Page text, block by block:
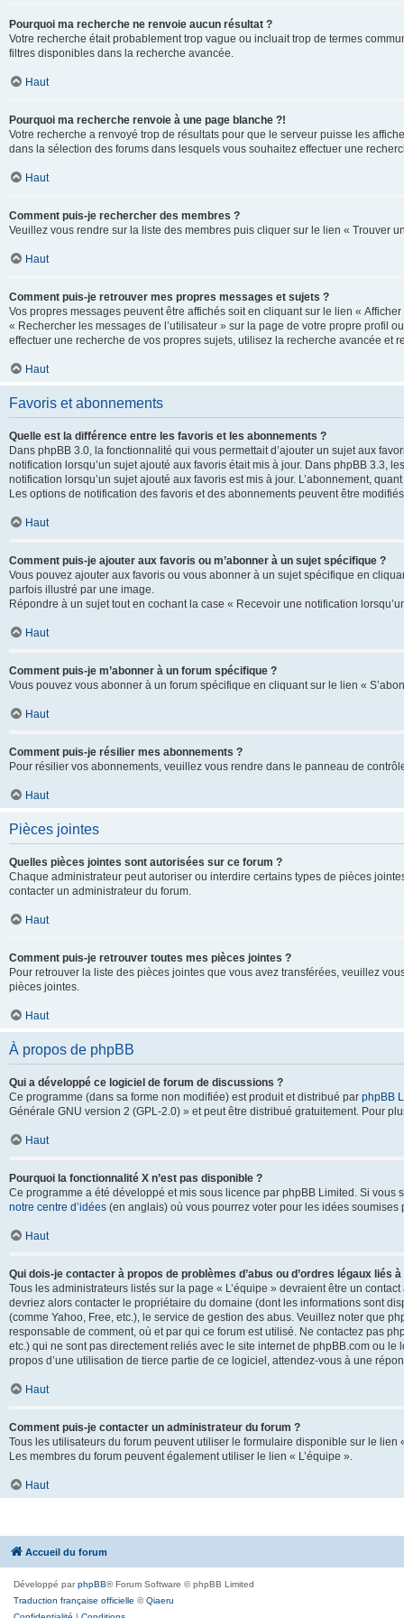
Pourquoi ma recherche ne renvoie aucun résultat ?
Votre recherche était probablement trop vague ou incluait trop de termes
filtres disponibles dans la recherche avancée.
Haut
Pourquoi ma recherche renvoie à une page blanche ?!
Votre recherche a renvoyé trop de résultats pour que le serveur puisse les
dans la sélection des forums dans lesquels vous souhaitez effectuer une
Haut
Comment puis-je rechercher des membres ?
Veuillez vous rendre sur la liste des membres puis cliquer sur le lien « Trouver
Haut
Comment puis-je retrouver mes propres messages et sujets ?
Vos propres messages peuvent être affichés soit en cliquant sur le lien «
« Rechercher les messages de l’utilisateur » sur la page de votre propre profil
effectuer une recherche de vos propres sujets, utilisez la recherche avancée
Haut
Favoris et abonnements
Quelle est la différence entre les favoris et les abonnements ?
Dans phpBB 3.0, la fonctionnalité qui vous permettait d’ajouter un sujet aux
notification lorsqu’un sujet ajouté aux favoris était mis à jour. Dans phpBB 3.3,
notification lorsqu’un sujet ajouté aux favoris est mis à jour. L’abonnement,
Les options de notification des favoris et des abonnements peuvent être
Haut
Comment puis-je ajouter aux favoris ou m’abonner à un sujet spécifique ?
Vous pouvez ajouter aux favoris ou vous abonner à un sujet spécifique en
parfois illustré par une image.
Répondre à un sujet tout en cochant la case « Recevoir une notification
Haut
Comment puis-je m’abonner à un forum spécifique ?
Vous pouvez vous abonner à un forum spécifique en cliquant sur le lien «
Haut
Comment puis-je résilier mes abonnements ?
Pour résilier vos abonnements, veuillez vous rendre dans le panneau de
Haut
Pièces jointes
Quelles pièces jointes sont autorisées sur ce forum ?
Chaque administrateur peut autoriser ou interdire certains types de pièces
contacter un administrateur du forum.
Haut
Comment puis-je retrouver toutes mes pièces jointes ?
Pour retrouver la liste des pièces jointes que vous avez transférées, veuillez
pièces jointes.
Haut
À propos de phpBB
Qui a développé ce logiciel de forum de discussions ?
Ce programme (dans sa forme non modifiée) est produit et distribué par phpBB
Générale GNU version 2 (GPL-2.0) » et peut être distribué gratuitement. Pour
Haut
Pourquoi la fonctionnalité X n’est pas disponible ?
Ce programme a été développé et mis sous licence par phpBB Limited. Si
notre centre d’idées (en anglais) où vous pourrez voter pour les idées soumises
Haut
Qui dois-je contacter à propos de problèmes d’abus ou d’ordres légaux liés
Tous les administrateurs listés sur la page « L’équipe » devraient être un
devriez alors contacter le propriétaire du domaine (dont les informations sont
(comme Yahoo, Free, etc.), le service de gestion des abus. Veuillez noter que
responsable de comment, où et par qui ce forum est utilisé. Ne contactez pas
etc.) qui ne sont pas directement reliés avec le site internet de phpBB.com ou
propos d’une utilisation de tierce partie de ce logiciel, attendez-vous à une
Haut
Comment puis-je contacter un administrateur du forum ?
Tous les utilisateurs du forum peuvent utiliser le formulaire disponible sur le
Les membres du forum peuvent également utiliser le lien « L’équipe ».
Haut
Accueil du forum
Développé parphpBB® Forum Software © phpBB Limited
Traduction française officielle ©Qiaeru